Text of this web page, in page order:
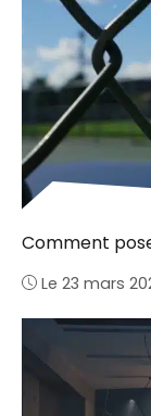
Comment
Le 23 mars